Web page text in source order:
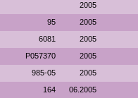
2005
95 2005
6081 2005
P057370 2005
985-05 2005
164 06.2005